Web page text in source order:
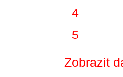
4
5
Zobrazit